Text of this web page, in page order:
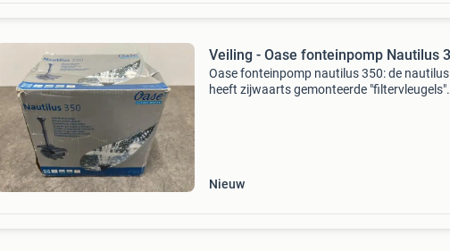
Veiling - Oase fonteinpomp Nautilus
Oase fonteinpomp nautilus 350: de
heeft zijwaarts gemonteerde "filtervleugels"
Nieuw